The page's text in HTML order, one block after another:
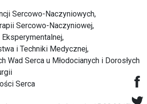
Sercowo-Naczyniowych,
Sercowo-Naczyniowej,
i Techniki Medycznej,
Wad Serca u Młodocianych i Dorosłych
Serca